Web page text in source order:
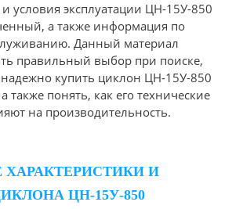
условия эксплуатации ЦН-15У-850
а также информация по
Данный материал
правильный выбор при поиске,
купить циклон ЦН-15У-850
также понять, как его технические
на производительность.
И
ЦН-15У-850